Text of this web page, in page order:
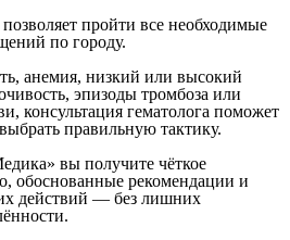
пройти все необходимые
по городу.
анемия, низкий или высокий
эпизоды тромбоза или
консультация гематолога поможет
правильную тактику.
вы получите чёткое
обоснованные рекомендации и
действий — без лишних